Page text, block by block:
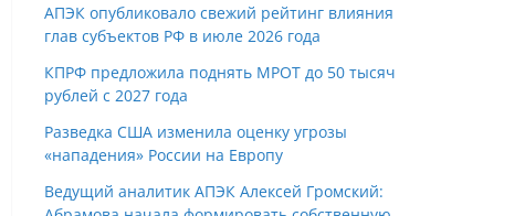
АПЭК опубликовало свежий рейтинг влияния
глав субъектов РФ в июле 2026 года
КПРФ предложила поднять МРОТ до 50 тысяч
рублей с 2027 года
Разведка США изменила оценку угрозы
«нападения» России на Европу
Ведущий аналитик АПЭК Алексей Громский: